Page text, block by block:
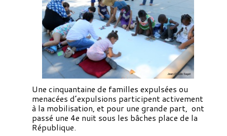
Une cinquantaine de familles expulsées ou
menacées d’expulsions participent activement
à la mobilisation, et pour une grande part, ont
passé une 4e nuit sous les bâches place de la
République.